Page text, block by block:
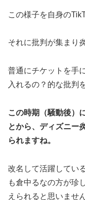
この様子を自身の
それに批判が集まり
普通にチケットを手
入れるの？的な批判
この時期（騒動後）
とから、ディズニー
られますね。
改名して活躍してい
も倉中るなの方が珍
えられると思いませ